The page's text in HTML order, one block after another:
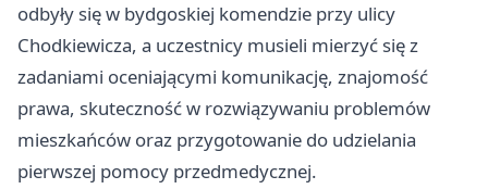
odbyły się w bydgoskiej komendzie przy ulicy
Chodkiewicza, a uczestnicy musieli mierzyć się z
zadaniami oceniającymi komunikację, znajomość
prawa, skuteczność w rozwiązywaniu problemów
mieszkańców oraz przygotowanie do udzielania
pierwszej pomocy przedmedycznej.